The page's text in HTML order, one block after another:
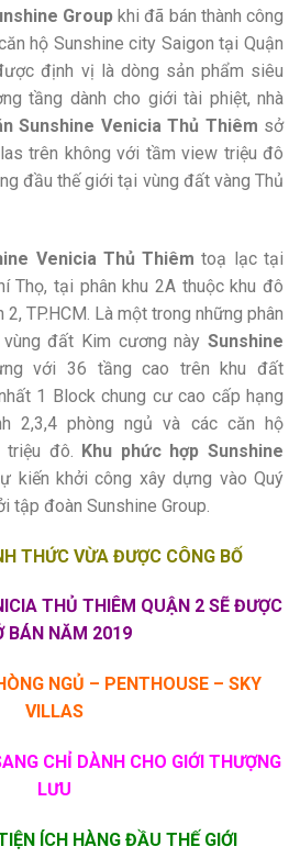
Group khi đã bán thành công
hộ Sunshine city Saigon tại Quận
định vị là dòng sản phẩm siêu
tầng dành cho giới tài phiệt, nhà
Sunshine Venicia Thủ Thiêm sở
trên không với tầm view triệu đô
đầu thế giới tại vùng đất vàng Thủ
Venicia Thủ Thiêm toạ lạc tại
Thọ, tại phân khu 2A thuộc khu đô
TP.HCM. Là một trong những phân
đất Kim cương này Sunshine
với 36 tầng cao trên khu đất
1 Block chung cư cao cấp hạng
2,3,4 phòng ngủ và các căn hộ
triệu đô. Khu phức hợp Sunshine
kiến khởi công xây dựng vào Quý
đoàn Sunshine Group.
THỨC VỪA ĐƯỢC CÔNG BỐ
THỦ THIÊM QUẬN 2 SẼ ĐƯỢC
BÁN NĂM 2019
NGỦ – PENTHOUSE – SKY
VILLAS
CHỈ DÀNH CHO GIỚI THƯỢNG
LƯU
ÍCH HÀNG ĐẦU THẾ GIỚI